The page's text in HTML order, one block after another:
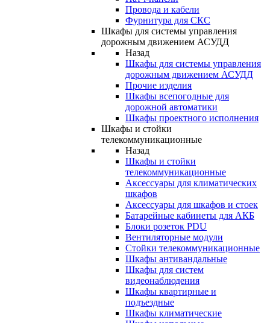
Провода и кабели
Фурнитура для СКС
Шкафы для системы управления
дорожным движением АСУДД
Назад
Шкафы для системы управления
дорожным движением АСУДД
Прочие изделия
Шкафы всепогодные для
дорожной автоматики
Шкафы проектного исполнения
Шкафы и стойки
телекоммуникационные
Назад
Шкафы и стойки
телекоммуникационные
Аксессуары для климатических
шкафов
Аксессуары для шкафов и стоек
Батарейные кабинеты для АКБ
Блоки розеток PDU
Вентиляторные модули
Стойки телекоммуникационные
Шкафы антивандальные
Шкафы для систем
видеонаблюдения
Шкафы квартирные и
подъездные
Шкафы климатические